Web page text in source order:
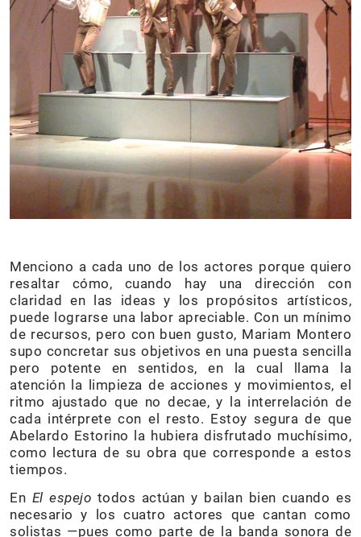
Menciono a cada uno de los actores porque quiero
resaltar cómo, cuando hay una dirección con
claridad en las ideas y los propósitos artísticos,
puede lograrse una labor apreciable. Con un mínimo
de recursos, pero con buen gusto, Mariam Montero
supo concretar sus objetivos en una puesta sencilla
pero potente en sentidos, en la cual llama la
atención la limpieza de acciones y movimientos, el
ritmo ajustado que no decae, y la interrelación de
cada intérprete con el resto. Estoy segura de que
Abelardo Estorino la hubiera disfrutado muchísimo,
como lectura de su obra que corresponde a estos
tiempos.
En El espejo todos actúan y bailan bien cuando es
necesario y los cuatro actores que cantan como
solistas —pues como parte de la banda sonora de